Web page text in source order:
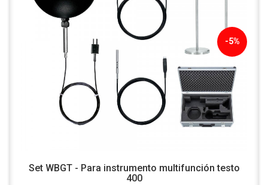
-5%
Set WBGT - Para instrumento multifunción testo
400